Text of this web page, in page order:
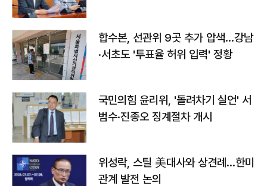
합수본, 선관위 9곳 추가 압색…강남
·서초도 '투표율 허위 입력' 정황
국민의힘 윤리위, '돌려차기 실언' 서
범수·진종오 징계절차 개시
위성락, 스틸 美대사와 상견례…한미
관계 발전 논의